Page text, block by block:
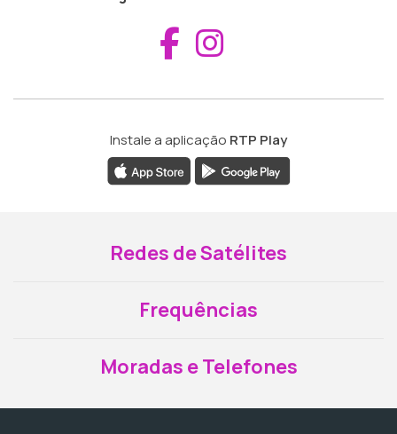
Aceder ao
Instale a aplicação RTP Play
Redes de Satélites
Frequências
Moradas e Telefones